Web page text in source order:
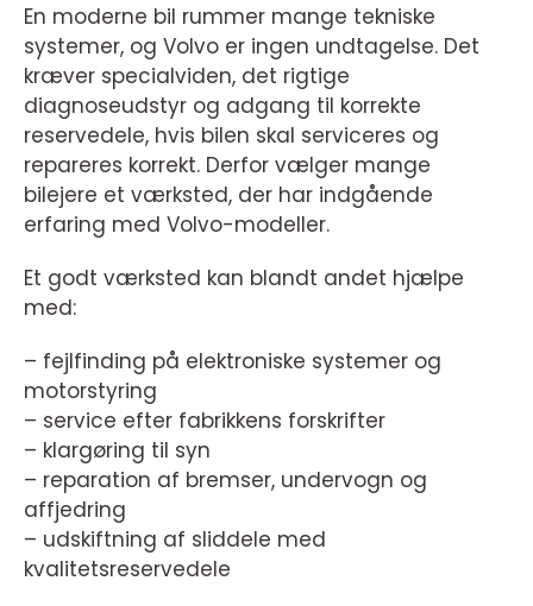
En moderne bil rummer mange tekniske
systemer, og Volvo er ingen undtagelse. Det
kræver specialviden, det rigtige
diagnoseudstyr og adgang til korrekte
reservedele, hvis bilen skal serviceres og
repareres korrekt. Derfor vælger mange
bilejere et værksted, der har indgående
erfaring med Volvo-modeller.
Et godt værksted kan blandt andet hjælpe
med:
– fejlfinding på elektroniske systemer og
motorstyring
– service efter fabrikkens forskrifter
– klargøring til syn
– reparation af bremser, undervogn og
affjedring
– udskiftning af sliddele med
kvalitetsreservedele